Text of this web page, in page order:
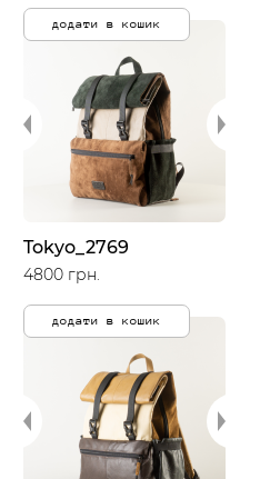
додати в кошик
Tokyo_2769
4800 грн.
додати в кошик